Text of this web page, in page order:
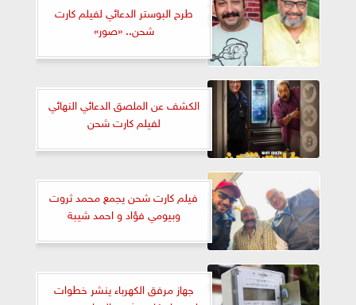
طرح البوستر الدعائي لفيلم كارت
شحن.. «صور»
الكشف عن الملصق الدعائي النهائي
لفيلم كارت شحن
فيلم كارت شحن يجمع محمد ثروت
وبيومي فؤاد و احمد شيبة
جهاز مرفق الكهرباء ينشر خطوات